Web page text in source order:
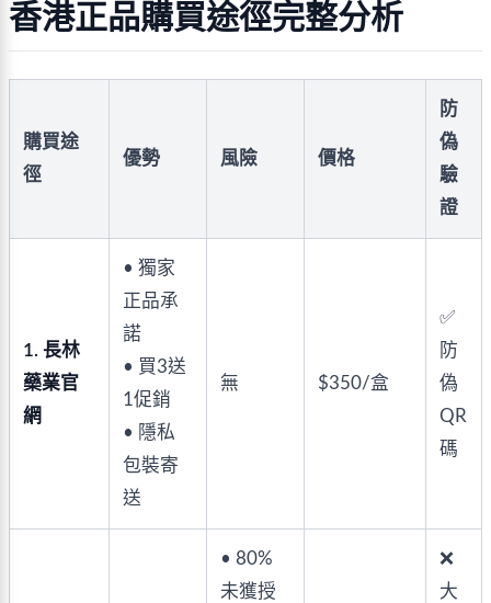
香港正品購買途徑完整分析
購買途
徑
優勢 風險 價格
防
偽
驗
證
1. 長林
藥業官
網
• 獨家
正品承
諾
• 買3送
1促銷
• 隱私
包裝寄
送
無 $350/盒
✅
防
偽
QR
碼
• 80%
未獲授
❌
大